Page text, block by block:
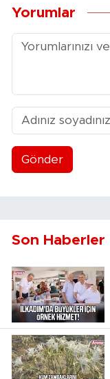
Yorumlar
Gönder
Son Haberler